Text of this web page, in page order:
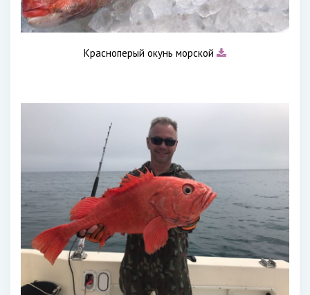
Красноперый окунь морской